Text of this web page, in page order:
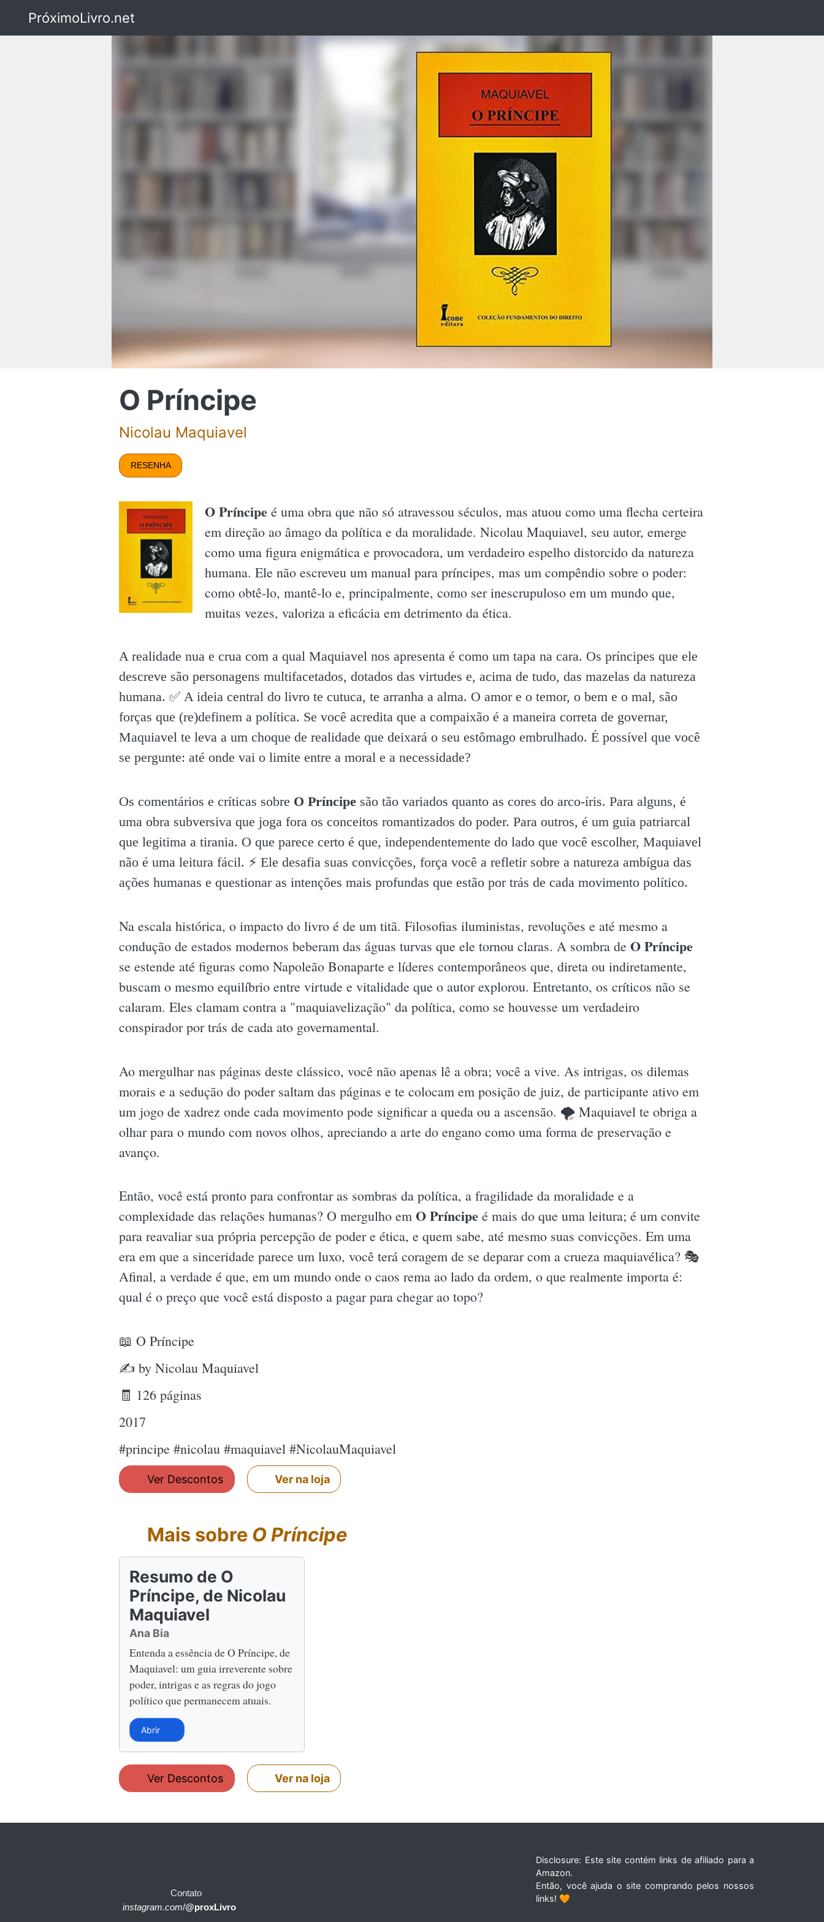
PróximoLivro.net
O Príncipe
Nicolau Maquiavel
RESENHA
O Príncipe é uma obra que não só atravessou séculos, mas atuou como uma flecha certeira
em direção ao âmago da política e da moralidade. Nicolau Maquiavel, seu autor, emerge
como uma figura enigmática e provocadora, um verdadeiro espelho distorcido da natureza
humana. Ele não escreveu um manual para príncipes, mas um compêndio sobre o poder:
como obtê-lo, mantê-lo e, principalmente, como ser inescrupuloso em um mundo que,
muitas vezes, valoriza a eficácia em detrimento da ética.
A realidade nua e crua com a qual Maquiavel nos apresenta é como um tapa na cara. Os príncipes que ele
descreve são personagens multifacetados, dotados das virtudes e, acima de tudo, das mazelas da natureza
humana. ✅️ A ideia central do livro te cutuca, te arranha a alma. O amor e o temor, o bem e o mal, são
forças que (re)definem a política. Se você acredita que a compaixão é a maneira correta de governar,
Maquiavel te leva a um choque de realidade que deixará o seu estômago embrulhado. É possível que você
se pergunte: até onde vai o limite entre a moral e a necessidade?
Os comentários e críticas sobre O Príncipe são tão variados quanto as cores do arco-íris. Para alguns, é
uma obra subversiva que joga fora os conceitos romantizados do poder. Para outros, é um guia patriarcal
que legitima a tirania. O que parece certo é que, independentemente do lado que você escolher, Maquiavel
não é uma leitura fácil. ⚡️ Ele desafia suas convicções, força você a refletir sobre a natureza ambígua das
ações humanas e questionar as intenções mais profundas que estão por trás de cada movimento político.
Na escala histórica, o impacto do livro é de um titã. Filosofias iluministas, revoluções e até mesmo a
condução de estados modernos beberam das águas turvas que ele tornou claras. A sombra de O Príncipe
se estende até figuras como Napoleão Bonaparte e líderes contemporâneos que, direta ou indiretamente,
buscam o mesmo equilíbrio entre virtude e vitalidade que o autor explorou. Entretanto, os críticos não se
calaram. Eles clamam contra a "maquiavelização" da política, como se houvesse um verdadeiro
conspirador por trás de cada ato governamental.
Ao mergulhar nas páginas deste clássico, você não apenas lê a obra; você a vive. As intrigas, os dilemas
morais e a sedução do poder saltam das páginas e te colocam em posição de juiz, de participante ativo em
um jogo de xadrez onde cada movimento pode significar a queda ou a ascensão. 🌪 Maquiavel te obriga a
olhar para o mundo com novos olhos, apreciando a arte do engano como uma forma de preservação e
avanço.
Então, você está pronto para confrontar as sombras da política, a fragilidade da moralidade e a
complexidade das relações humanas? O mergulho em O Príncipe é mais do que uma leitura; é um convite
para reavaliar sua própria percepção de poder e ética, e quem sabe, até mesmo suas convicções. Em uma
era em que a sinceridade parece um luxo, você terá coragem de se deparar com a crueza maquiavélica? 🎭
Afinal, a verdade é que, em um mundo onde o caos rema ao lado da ordem, o que realmente importa é:
qual é o preço que você está disposto a pagar para chegar ao topo?
📖 O Príncipe
✍ by Nicolau Maquiavel
🧾 126 páginas
2017
#principe #nicolau #maquiavel #NicolauMaquiavel
Ver Descontos Ver na loja
Mais sobre O Príncipe
Resumo de O
Príncipe, de Nicolau
Maquiavel
Ana Bia
Entenda a essência de O Príncipe, de
Maquiavel: um guia irreverente sobre
poder, intrigas e as regras do jogo
político que permanecem atuais.
Abrir
Ver Descontos Ver na loja
Contato
instagram.com/@proxLivro
Disclosure: Este site contém links de afiliado para a
Amazon.
Então, você ajuda o site comprando pelos nossos
links! 🧡